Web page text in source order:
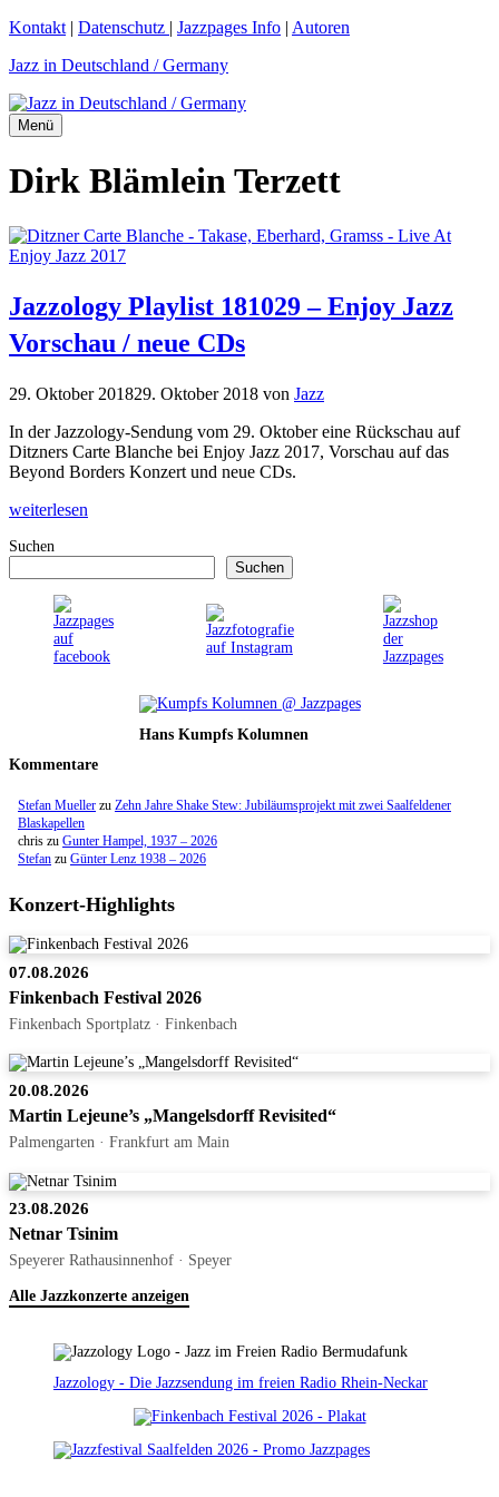
Zum
springen
Kontakt | Datenschutz | Jazzpages Info | Autoren
Jazz in Deutschland / Germany
Menü
Dirk Blämlein Terzett
Jazzology Playlist 181029 – Enjoy Jazz
Vorschau / neue CDs
29. Oktober 201829. Oktober 2018 von Jazz
In der Jazzology-Sendung vom 29. Oktober eine Rückschau auf
Ditzners Carte Blanche bei Enjoy Jazz 2017, Vorschau auf das
Beyond Borders Konzert und neue CDs.
weiterlesen
Suchen
Suchen
Hans Kumpfs Kolumnen
Kommentare
Stefan Mueller zu Zehn Jahre Shake Stew: Jubiläumsprojekt mit zwei Saalfeldener
Blaskapellen
chris zu Gunter Hampel, 1937 – 2026
Stefan zu Günter Lenz 1938 – 2026
Konzert-Highlights
07.08.2026
Finkenbach Festival 2026
Finkenbach Sportplatz · Finkenbach
20.08.2026
Martin Lejeune’s „Mangelsdorff Revisited“
Palmengarten · Frankfurt am Main
23.08.2026
Netnar Tsinim
Speyerer Rathausinnenhof · Speyer
Alle Jazzkonzerte anzeigen
Jazzology - Die Jazzsendung im freien Radio Rhein-Neckar